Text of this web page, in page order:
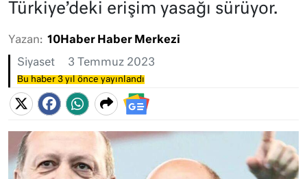
Türkiye’deki erişim yasağı sürüyor.
Yazan: 10Haber Haber Merkezi
Siyaset 3 Temmuz 2023
Bu haber 3 yıl önce yayınlandı